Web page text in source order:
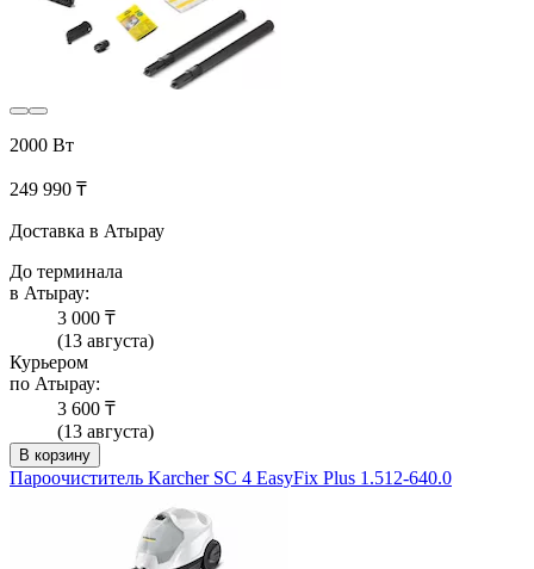
2000 Вт
249 990 ₸
Доставка в Атырау
До терминала
в Атырау:
3 000 ₸
(13 августа)
Курьером
по Атырау:
3 600 ₸
(13 августа)
В корзину
Пароочиститель Karcher SC 4 EasyFix Plus 1.512-640.0